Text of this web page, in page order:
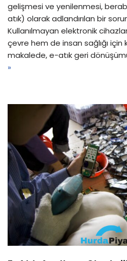
gelişmesi ve yenilenmesi,
atık) olarak adlandırılan bir
Kullanılmayan elektronik
çevre hem de insan sağlığı için
makalede, e-atık geri
»